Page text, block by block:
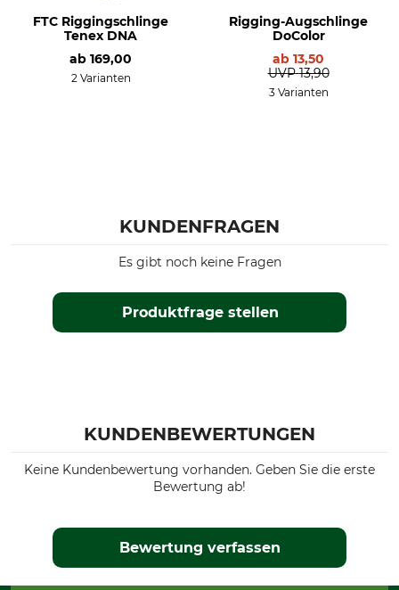
FTC Riggingschlinge
Tenex DNA
ab 169,00
2 Varianten
Rigging-Augschlinge
DoColor
ab 13,50
UVP 13,90
3 Varianten
KUNDENFRAGEN
Produktfrage stellen
Es gibt noch keine Fragen
KUNDENBEWERTUNGEN
Keine Kundenbewertung vorhanden. Geben Sie die erste
Bewertung ab!
Bewertung verfassen